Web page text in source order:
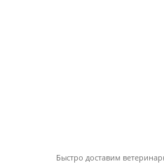
Быстро доставим